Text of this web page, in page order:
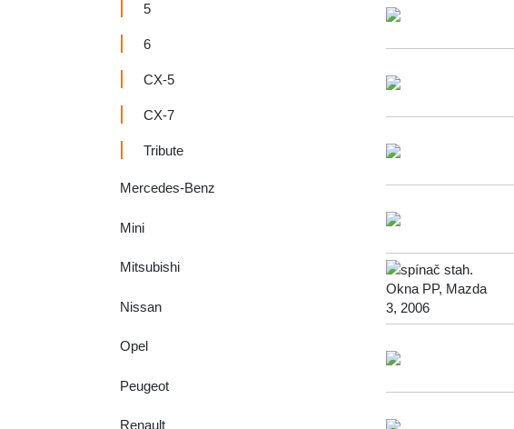
5
6
CX-5
CX-7
Tribute
Mercedes-Benz
Mini
Mitsubishi
Nissan
Opel
Peugeot
Renault